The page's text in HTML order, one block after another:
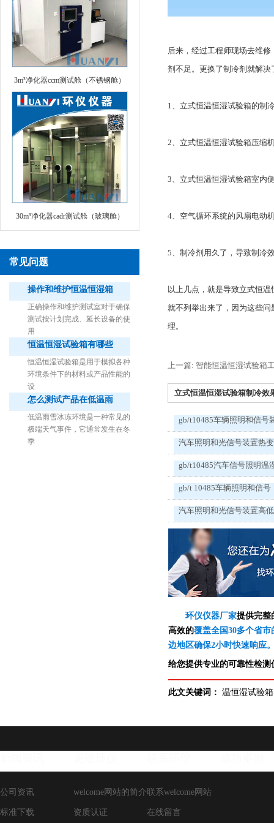
3m³净化器ccm测试舱（不锈钢舱）
30m³净化器cadr测试舱（玻璃舱）
常见问题
操作和维护恒温恒湿箱
正确操作和维护测试室对于确保
测试按计划完成、延长设备的使
用
恒温恒湿试验箱有哪些
恒温恒湿试验箱是用于模拟各种
环境条件下的材料或产品性能的
设
怎么测试产品在低温雨
低温雨雪冰冻环境是一种常见的
极端天气事件，它通常发生在冬
季
后来，经过工程师现场去维
剂不足。更换了制冷剂就解
1、立式恒温恒湿试验箱的制
2、立式恒温恒湿试验箱压缩
3、立式恒温恒湿试验箱室内
4、空气循环系统的风扇电动
5、制冷剂用久了，导致制冷
以上几点，就是导致立式恒
就不列举出来了，因为这些
理。
上一篇: 智能恒温恒湿试验箱
立式恒温恒湿试验箱制冷效
gb/t10485车辆照明和信号
汽车照明和光信号装置热
gb/t10485汽车信号照明温
gb/t 10485车辆照明和信号
汽车照明和光信号装置高
环仪仪器厂家提供完整
高效的覆盖全国30多个省
边地区确保2小时快速响应
给您提供专业的可靠性检测
此文关键词： 温恒湿试验箱
公司资讯
标准下载
welcome网站的简介
资质认证
联系welcome网站
在线留言